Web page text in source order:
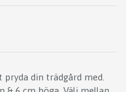
din trädgård med.